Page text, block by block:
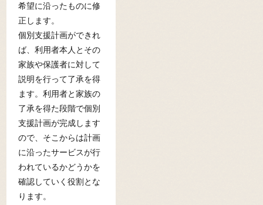
希望に沿ったものに修
正します。
個別支援計画ができれ
ば、利用者本人とその
家族や保護者に対して
説明を行って了承を得
ます。利用者と家族の
了承を得た段階で個別
支援計画が完成します
ので、そこからは計画
に沿ったサービスが行
われているかどうかを
確認していく役割とな
ります。